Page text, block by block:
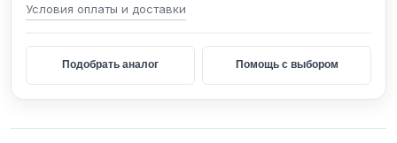
Условия оплаты и доставки
Подобрать аналог Помощь с выбором